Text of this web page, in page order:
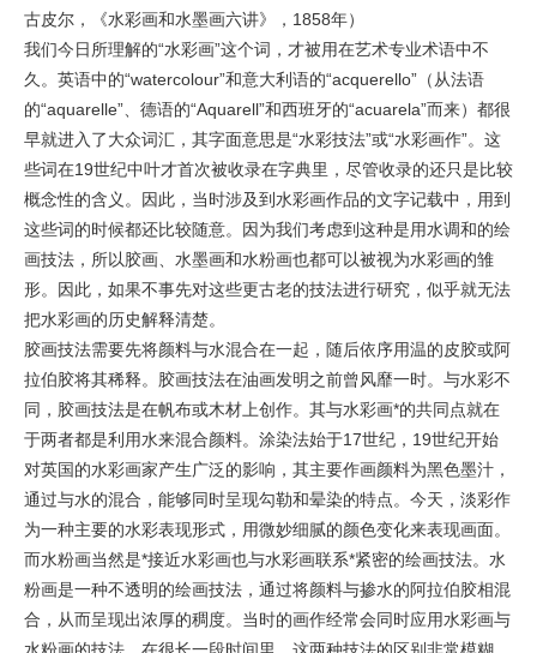
古皮尔，《水彩画和水墨画六讲》，1858年）
我们今日所理解的“水彩画”这个词，才被用在艺术专业术语中不
久。英语中的“watercolour”和意大利语的“acquerello”（从法语
的“aquarelle”、德语的“Aquarell”和西班牙的“acuarela”而来）都很
早就进入了大众词汇，其字面意思是“水彩技法”或“水彩画作”。这
些词在19世纪中叶才首次被收录在字典里，尽管收录的还只是比较
概念性的含义。因此，当时涉及到水彩画作品的文字记载中，用到
这些词的时候都还比较随意。因为我们考虑到这种是用水调和的绘
画技法，所以胶画、水墨画和水粉画也都可以被视为水彩画的雏
形。因此，如果不事先对这些更古老的技法进行研究，似乎就无法
把水彩画的历史解释清楚。
胶画技法需要先将颜料与水混合在一起，随后依序用温的皮胶或阿
拉伯胶将其稀释。胶画技法在油画发明之前曾风靡一时。与水彩不
同，胶画技法是在帆布或木材上创作。其与水彩画*的共同点就在
于两者都是利用水来混合颜料。涂染法始于17世纪，19世纪开始
对英国的水彩画家产生广泛的影响，其主要作画颜料为黑色墨汁，
通过与水的混合，能够同时呈现勾勒和晕染的特点。今天，淡彩作
为一种主要的水彩表现形式，用微妙细腻的颜色变化来表现画面。
而水粉画当然是*接近水彩画也与水彩画联系*紧密的绘画技法。水
粉画是一种不透明的绘画技法，通过将颜料与掺水的阿拉伯胶相混
合，从而呈现出浓厚的稠度。当时的画作经常会同时应用水彩画与